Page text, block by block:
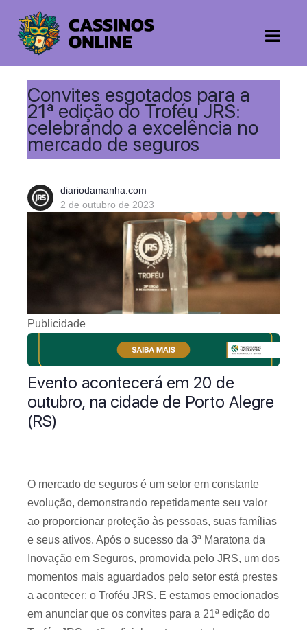
Convites esgotados para a
21ª edição do Troféu JRS:
celebrando a excelência no
mercado de seguros
diariodamanha.com
2 de outubro de 2023
Publicidade
Evento acontecerá em 20 de
outubro, na cidade de Porto Alegre
(RS)
O mercado de seguros é um setor em constante
evolução, demonstrando repetidamente seu valor
ao proporcionar proteção às pessoas, suas famílias
e seus ativos. Após o sucesso da 3ª Maratona da
Inovação em Seguros, promovida pelo JRS, um dos
momentos mais aguardados pelo setor está prestes
a acontecer: o Troféu JRS. E estamos emocionados
em anunciar que os convites para a 21ª edição do